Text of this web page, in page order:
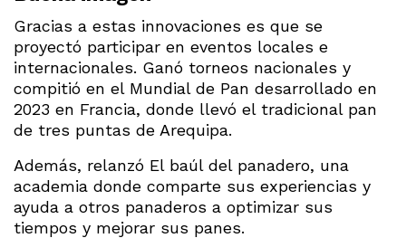
Gracias a estas innovaciones es que se
proyectó participar en eventos locales e
internacionales. Ganó torneos nacionales y
compitió en el Mundial de Pan desarrollado en
2023 en Francia, donde llevó el tradicional pan
de tres puntas de Arequipa.
Además, relanzó El baúl del panadero, una
academia donde comparte sus experiencias y
ayuda a otros panaderos a optimizar sus
tiempos y mejorar sus panes.